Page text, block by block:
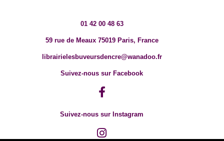
01 42 00 48 63
59 rue de Meaux 75019 Paris, France
librairielesbuveursdencre@wanadoo.fr
Suivez-nous sur Facebook
Suivez-nous sur Instagram